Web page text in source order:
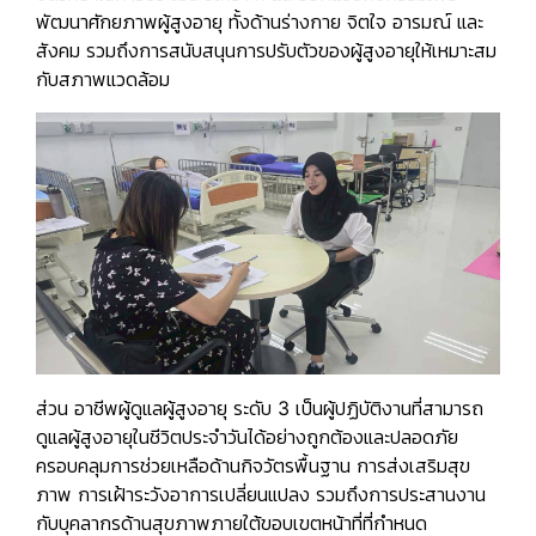
พัฒนาศักยภาพผู้สูงอายุ ทั้งด้านร่างกาย จิตใจ อารมณ์ และ
สังคม รวมถึงการสนับสนุนการปรับตัวของผู้สูงอายุให้เหมาะสม
กับสภาพแวดล้อม
ส่วน อาชีพผู้ดูแลผู้สูงอายุ ระดับ 3 เป็นผู้ปฏิบัติงานที่สามารถ
ดูแลผู้สูงอายุในชีวิตประจำวันได้อย่างถูกต้องและปลอดภัย
ครอบคลุมการช่วยเหลือด้านกิจวัตรพื้นฐาน การส่งเสริมสุข
ภาพ การเฝ้าระวังอาการเปลี่ยนแปลง รวมถึงการประสานงาน
กับบุคลากรด้านสุขภาพภายใต้ขอบเขตหน้าที่ที่กำหนด